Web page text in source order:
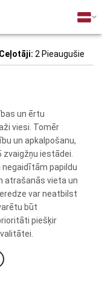
Ceļotāji: 2 Pieaugušie
un ērtu
viesi. Tomēr
un apkalpošanu,
iestādei.
negaidītām papildu
atrašanās vieta un
var neatbilst
būt
piešķir